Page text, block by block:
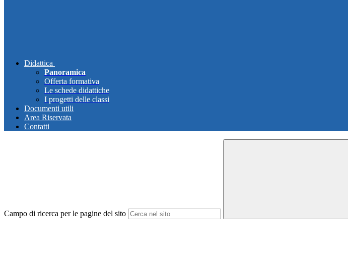
Didattica
Panoramica
Offerta formativa
Le schede didattiche
I progetti delle classi
Documenti utili
Area Riservata
Contatti
Campo di ricerca per le pagine del sito